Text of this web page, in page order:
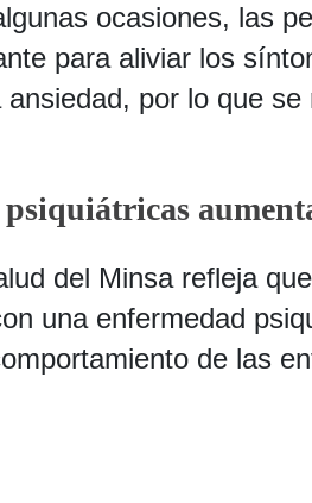
ocasiones, las
para aliviar los
por lo que
del Minsa refleja
una enfermedad
de las